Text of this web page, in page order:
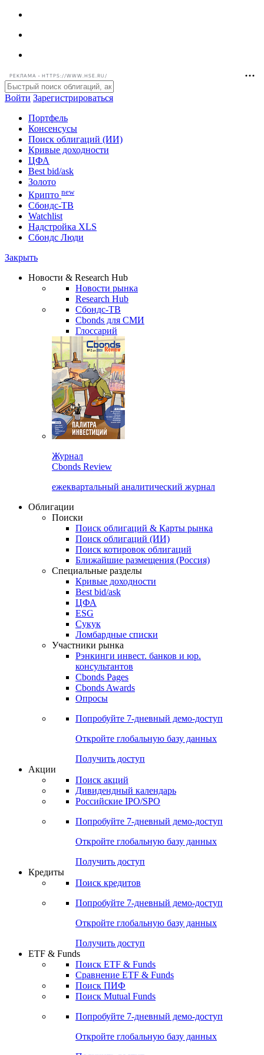
РЕКЛАМА • HTTPS://WWW.HSE.RU/
Войти Зарегистрироваться
Портфель
Консенсусы
Поиск облигаций (ИИ)
Кривые доходности
ЦФА
Best bid/ask
Золото
Крипто new
Watchlist
Сбондс Люди
Новости & Research Hub
Новости рынка
Research Hub
Сбондс-ТВ
Cbonds для СМИ
Глоссарий
Cbonds Review
ежеквартальный аналитический журнал
Облигации
Поиски
Поиск облигаций & Карты рынка
Поиск облигаций (ИИ)
Поиск котировок облигаций
Ближайшие размещения (Россия)
Специальные разделы
Кривые доходности
Best bid/ask
ЦФА
ESG
Сукук
Ломбардные списки
Участники рынка
Рэнкинги инвест. банков и юр.
Cbonds Pages
Опросы
Попробуйте7-дневный
Откройте глобальную базу данных
Получить доступ
Поиск акций
Российские IPO/SPO
Попробуйте7-дневный
Откройте глобальную базу данных
Получить доступ
Поиск кредитов
Попробуйте7-дневный
Откройте глобальную базу данных
Получить доступ
ETF & Funds
Сравнение ETF & Funds
Поиск Mutual Funds